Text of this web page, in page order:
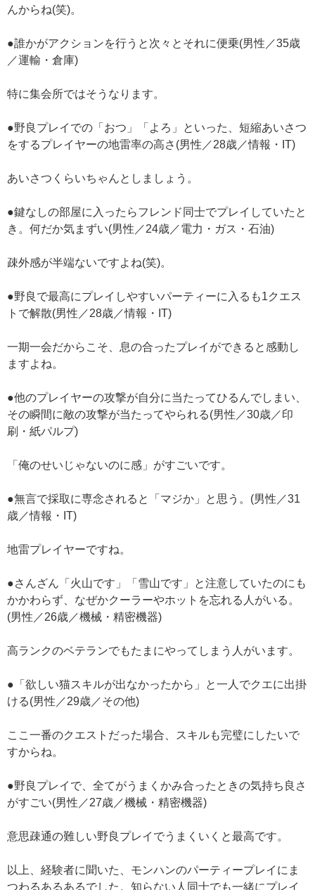
んからね(笑)。
●誰かがアクションを行うと次々とそれに便乗(男性／35歳
／運輸・倉庫)
特に集会所ではそうなります。
●野良プレイでの「おつ」「よろ」といった、短縮あいさつ
をするプレイヤーの地雷率の高さ(男性／28歳／情報・IT)
あいさつくらいちゃんとしましょう。
●鍵なしの部屋に入ったらフレンド同士でプレイしていたと
き。何だか気まずい(男性／24歳／電力・ガス・石油)
疎外感が半端ないですよね(笑)。
●野良で最高にプレイしやすいパーティーに入るも1クエス
トで解散(男性／28歳／情報・IT)
一期一会だからこそ、息の合ったプレイができると感動し
ますよね。
●他のプレイヤーの攻撃が自分に当たってひるんでしまい、
その瞬間に敵の攻撃が当たってやられる(男性／30歳／印
刷・紙パルプ)
「俺のせいじゃないのに感」がすごいです。
●無言で採取に専念されると「マジか」と思う。(男性／31
歳／情報・IT)
地雷プレイヤーですね。
●さんざん「火山です」「雪山です」と注意していたのにも
かかわらず、なぜかクーラーやホットを忘れる人がいる。
(男性／26歳／機械・精密機器)
高ランクのベテランでもたまにやってしまう人がいます。
●「欲しい猫スキルが出なかったから」と一人でクエに出掛
ける(男性／29歳／その他)
ここ一番のクエストだった場合、スキルも完璧にしたいで
すからね。
●野良プレイで、全てがうまくかみ合ったときの気持ち良さ
がすごい(男性／27歳／機械・精密機器)
意思疎通の難しい野良プレイでうまくいくと最高です。
以上、経験者に聞いた、モンハンのパーティープレイにま
つわるあるあるでした。知らない人同士でも一緒にプレイ